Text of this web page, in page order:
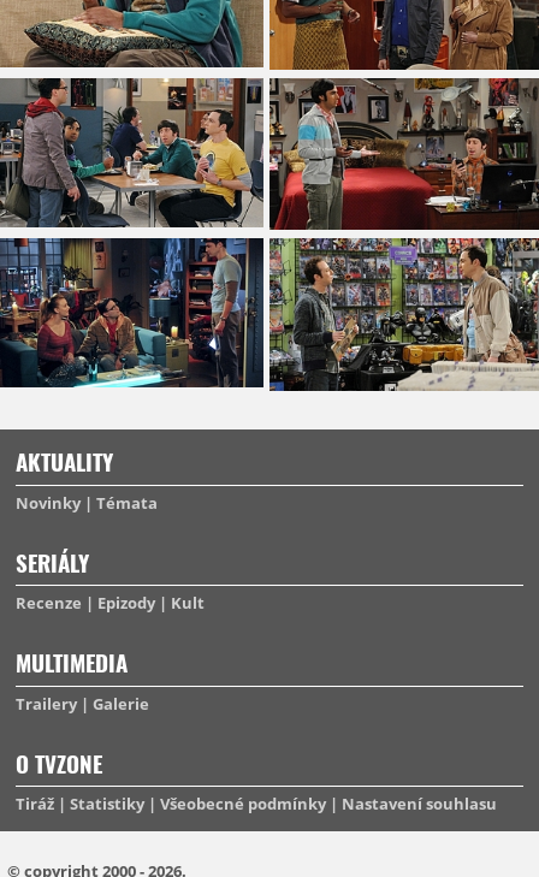
AKTUALITY
Novinky Témata
SERIÁLY
Recenze Epizody Kult
MULTIMEDIA
Trailery Galerie
O TVZONE
Tiráž Statistiky Všeobecné podmínky Nastavení souhlasu
© copyright 2000 - 2026.